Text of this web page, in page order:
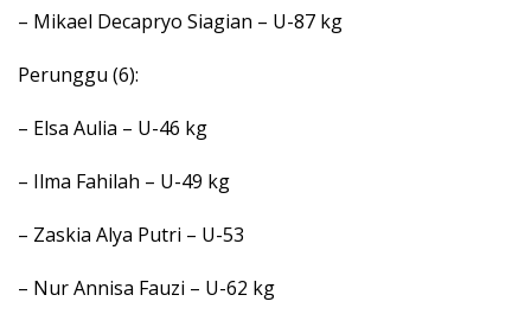
– Mikael Decapryo Siagian – U-87 kg
Perunggu (6):
– Elsa Aulia – U-46 kg
– Ilma Fahilah – U-49 kg
– Zaskia Alya Putri – U-53
– Nur Annisa Fauzi – U-62 kg